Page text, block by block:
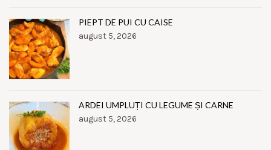
PIEPT DE PUI CU CAISE
august 5, 2026
ARDEI UMPLUȚI CU LEGUME ȘI CARNE
august 5, 2026